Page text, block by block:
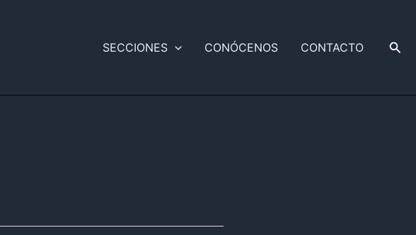
SECCIONES CONÓCENOS CONTACTO